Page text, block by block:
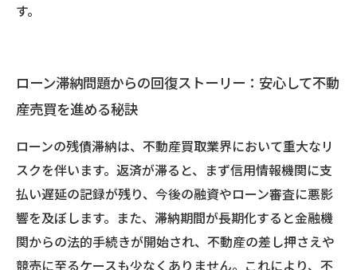
す。
ローン滞納問題からの回復ストーリー：安心して不動
産売買を進める秘訣
ローンの残債滞納は、不動産買取業界において重大なリ
スクを伴います。返済が滞ると、まず信用情報機関に支
払い遅延の記録が残り、今後の融資やローン審査に悪影
響を及ぼします。また、滞納期間が長期化すると金融機
関からの法的手続きが開始され、不動産の差し押さえや
競売に至るケースも少なくありません。これにより、不